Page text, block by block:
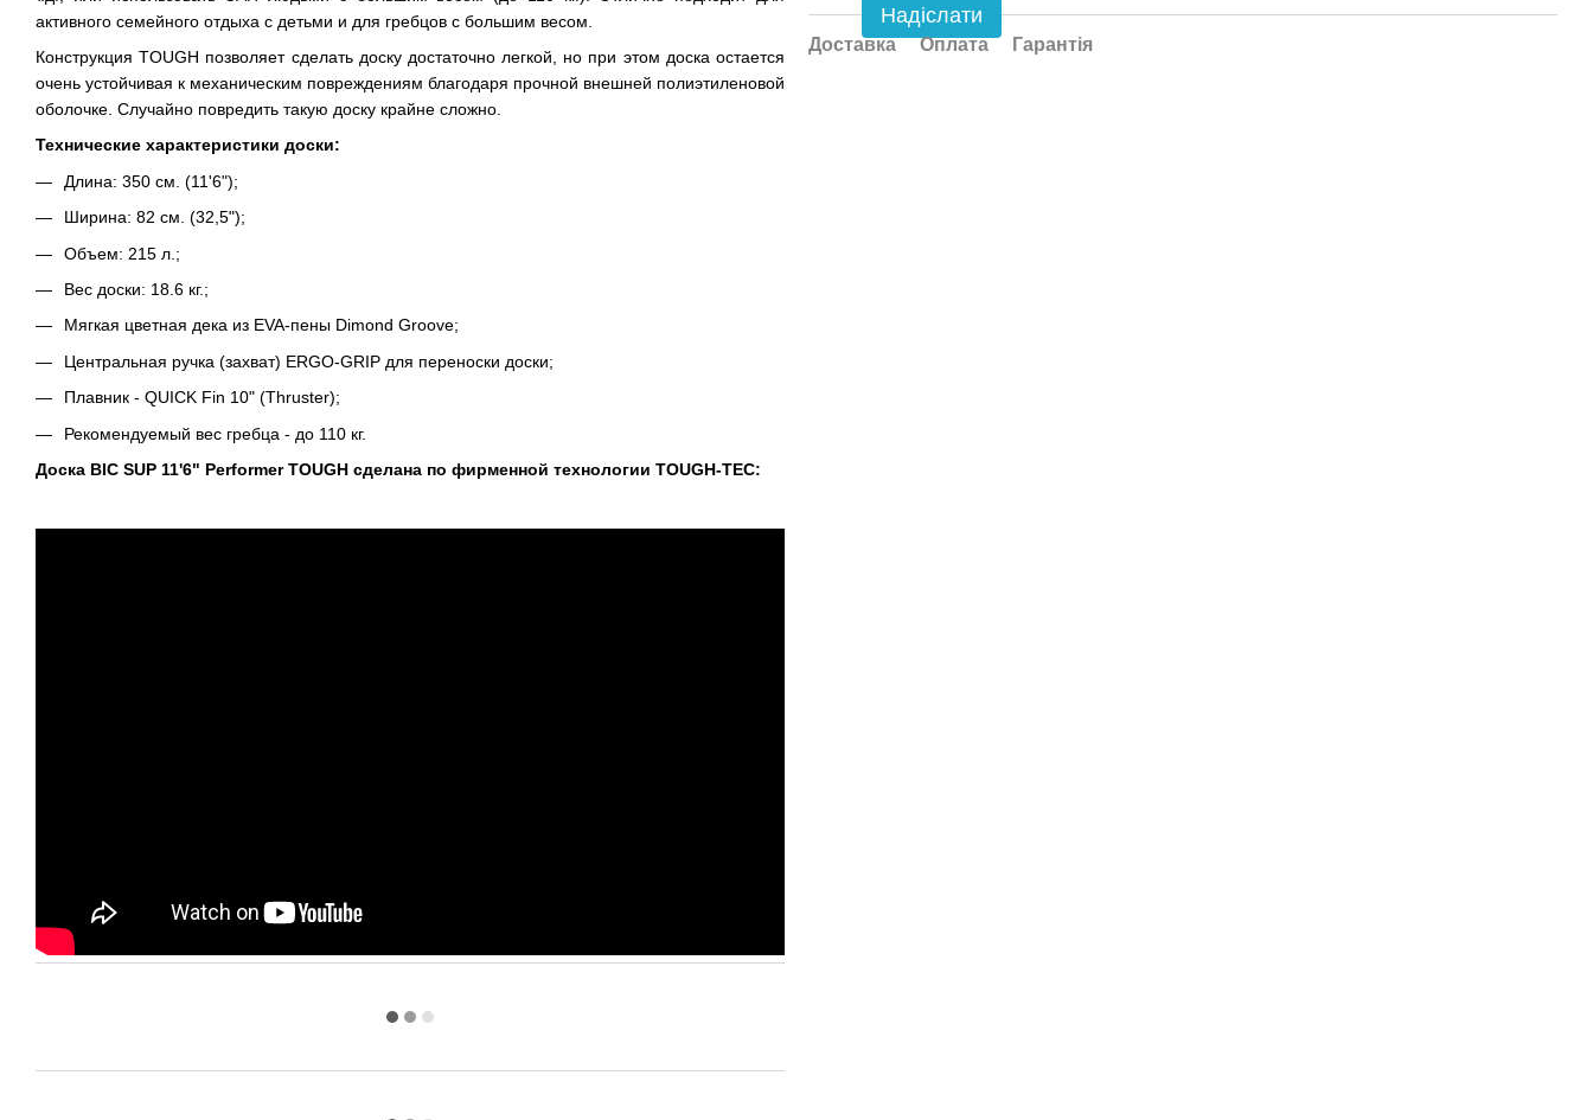
активного семейного отдыха с детьми и для гребцов с большим весом.
Конструкция TOUGH позволяет сделать доску достаточно легкой, но при этом доска остается
очень устойчивая к механическим повреждениям благодаря прочной внешней полиэтиленовой
оболочке. Случайно повредить такую доску крайне сложно.
Технические характеристики доски:
Длина: 350 см. (11'6");
Ширина: 82 см. (32,5");
Объем: 215 л.;
Вес доски: 18.6 кг.;
Мягкая цветная дека из EVA-пены Dimond Groove;
Центральная ручка (захват) ERGO-GRIP для переноски доски;
Плавник - QUICK Fin 10" (Thruster);
Рекомендуемый вес гребца - до 110 кг.
Доска BIC SUP 11'6" Performer TOUGH сделана по фирменной технологии TOUGH-TEC:
Надіслати
Доставка Оплата Гарантія